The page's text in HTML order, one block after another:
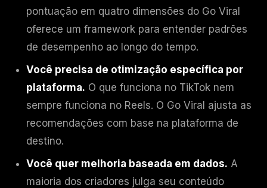
pontuação em quatro dimensões do Go Viral
oferece um framework para entender padrões
de desempenho ao longo do tempo.
Você precisa de otimização específica por
plataforma. O que funciona no TikTok nem
sempre funciona no Reels. O Go Viral ajusta as
recomendações com base na plataforma de
destino.
Você quer melhoria baseada em dados. A
maioria dos criadores julga seu conteúdo